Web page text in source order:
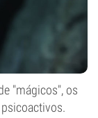
"mágicos", os